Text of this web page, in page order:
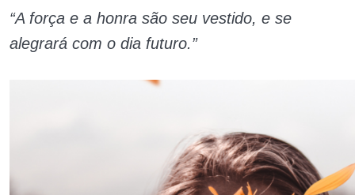
“A força e a honra são seu vestido, e se
alegrará com o dia futuro.”